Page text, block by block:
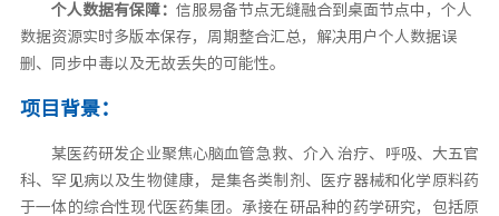
个人数据有保障： 信服易备节点无缝融合到桌面节点中，个人
数据资源实时多版本保存，周期整合汇总，解决用户个人数据误
删、同步中毒以及无故丢失的可能性。
项目背景：
某医药研发企业聚焦心脑血管急救、介入 治疗、呼吸、大五官
科、罕见病以及生物健康，是集各类制剂、医疗器械和化学原料药
于一体的综合性现代医药集团。承接在研品种的药学研究，包括原